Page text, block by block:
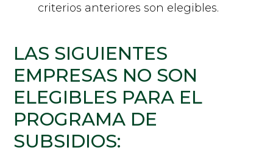
criterios anteriores son elegibles.
LAS SIGUIENTES
EMPRESAS NO SON
ELEGIBLES PARA EL
PROGRAMA DE
SUBSIDIOS: